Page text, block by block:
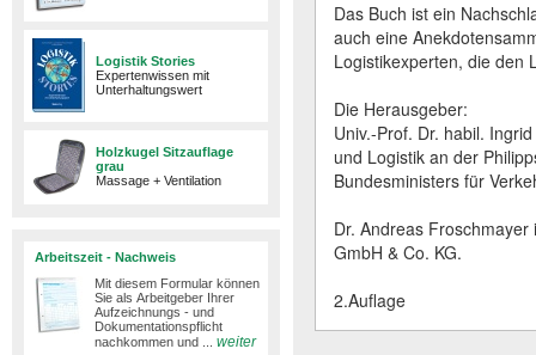
Logistik Stories
Expertenwissen mit
Unterhaltungswert
Holzkugel Sitzauflage
grau
Massage + Ventilation
Arbeitszeit - Nachweis
Mit diesem Formular können
Sie als Arbeitgeber Ihrer
Aufzeichnungs - und
Dokumentationspflicht
nachkommen und ...
weiter
Das Buch ist ein
auch eine
Logistikexperten, die den
Die Herausgeber:
Univ.-Prof. Dr. habil.
und Logistik an der
Bundesministers für
Dr. Andreas
GmbH & Co. KG.
2.Auflage